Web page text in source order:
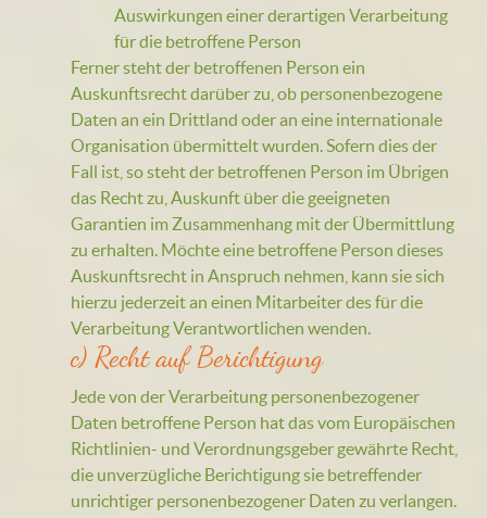
Auswirkungen einer derartigen Verarbeitung
für die betroffene Person
Ferner steht der betroffenen Person ein
Auskunftsrecht darüber zu, ob personenbezogene
Daten an ein Drittland oder an eine internationale
Organisation übermittelt wurden. Sofern dies der
Fall ist, so steht der betroffenen Person im Übrigen
das Recht zu, Auskunft über die geeigneten
Garantien im Zusammenhang mit der Übermittlung
zu erhalten. Möchte eine betroffene Person dieses
Auskunftsrecht in Anspruch nehmen, kann sie sich
hierzu jederzeit an einen Mitarbeiter des für die
Verarbeitung Verantwortlichen wenden.
c) Recht auf Berichtigung
Jede von der Verarbeitung personenbezogener
Daten betroffene Person hat das vom Europäischen
Richtlinien- und Verordnungsgeber gewährte Recht,
die unverzügliche Berichtigung sie betreffender
unrichtiger personenbezogener Daten zu verlangen.